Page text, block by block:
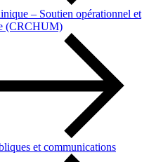
– Soutien opérationnel et
(CRCHUM)
et communications